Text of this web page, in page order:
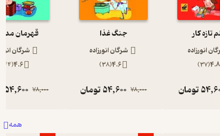
تازه کار
انورزاده
4.8
(
37
)
تومان
جنگ غذا
شرگان انورزاده
4.6
(
38
)
78,000
54,600تومان
قهرمان
شرگان
4.6
(
44
78,000
54,600
همه